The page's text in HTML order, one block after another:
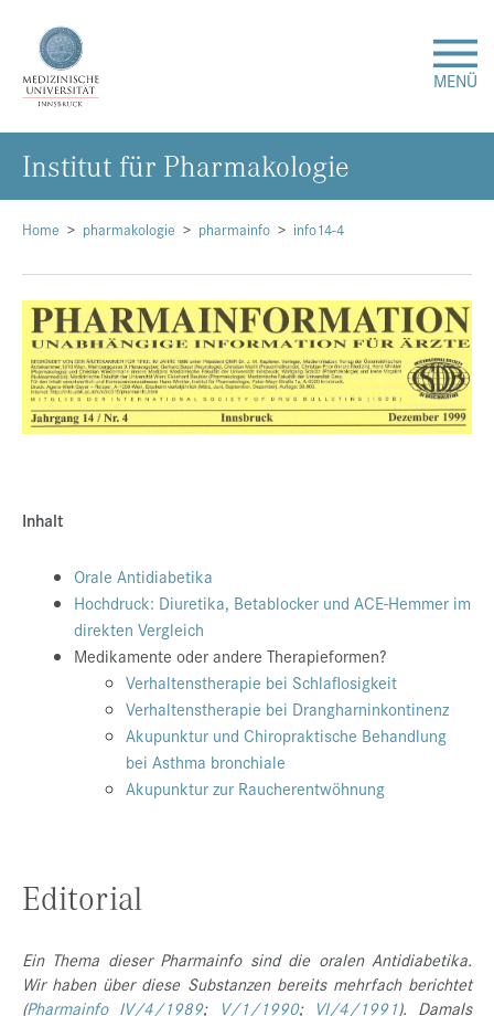
MENÜ
Forschung
Studium & Lehre
Krankenversorgung
Über uns
Internationales
Presse
Kontakt
Datenschutz
Service-Links
en
Home pharmakologie pharmainfo info14-4
Inhalt
Orale Antidiabetika
Hochdruck: Diuretika, Betablocker und ACE-Hemmer im
direkten Vergleich
Medikamente oder andere Therapieformen?
Verhaltenstherapie bei Schlaflosigkeit
Verhaltenstherapie bei Drangharninkontinenz
Akupunktur und Chiropraktische Behandlung
bei Asthma bronchiale
Akupunktur zur Raucherentwöhnung
Editorial
Ein Thema dieser Pharmainfo sind die oralen Antidiabetika.
Wir haben über diese Substanzen bereits mehrfach berichtet
(Pharmainfo IV/4/1989; V/1/1990; VI/4/1991). Damals
In­sti­tut für Phar­ma­ko­lo­gie